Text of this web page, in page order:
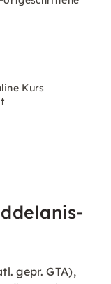
Kurs
gepr. GTA),